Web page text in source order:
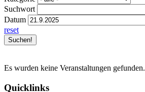
Suchwort
Datum
reset
Es wurden keine Veranstaltungen gefunden.
Quicklinks